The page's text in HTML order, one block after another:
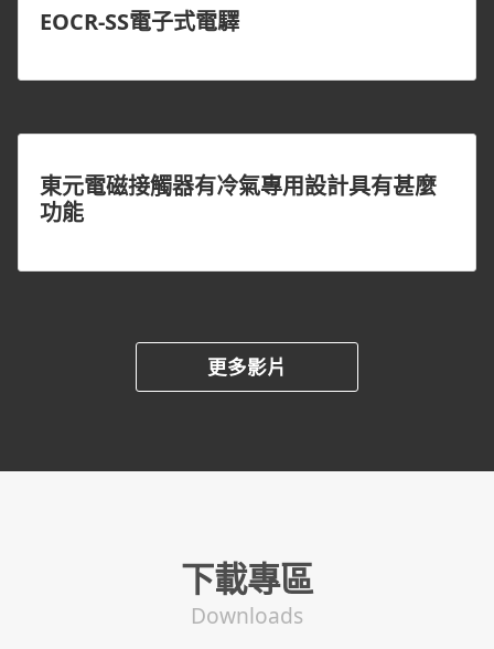
EOCR-SS電子式電驛
東元電磁接觸器有冷氣專用設計具有甚麼
功能
更多影片
下載專區
Downloads